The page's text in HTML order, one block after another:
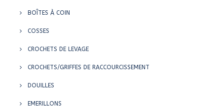
BOÎTES À COIN
COSSES
CROCHETS DE LEVAGE
CROCHETS/GRIFFES DE RACCOURCISSEMENT
DOUILLES
EMERILLONS